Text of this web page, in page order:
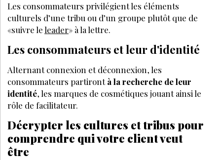
Les consommateurs privilégient les éléments
culturels d’une tribu ou d’un groupe plutôt que de
«suivre le leader» à la lettre.
Les consommateurs et leur d'identité
Alternant connexion et déconnexion, les
consommateurs partirontà la recherche de leur
identité, les marques de cosmétiques jouant ainsi le
rôle de facilitateur.
Décrypter les cultures et tribus pour
comprendre qui votre client veut
être